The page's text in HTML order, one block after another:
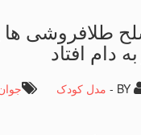
ها پیش
افتاد
کودک جوان ,فروش